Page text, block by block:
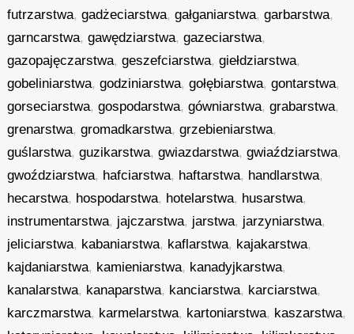
futrzarstwa,gadżeciarstwa,gałganiarstwa,garbarstwa,
garncarstwa,gawędziarstwa,gazeciarstwa,
gazopajęczarstwa,geszefciarstwa,giełdziarstwa,
gobeliniarstwa,godziniarstwa,gołębiarstwa,gontarstwa,
gorseciarstwa,gospodarstwa,gówniarstwa,grabarstwa,
grenarstwa,gromadkarstwa,grzebieniarstwa,
guślarstwa,guzikarstwa,gwiazdarstwa,gwiaździarstwa,
gwoździarstwa, hafciarstwa, haftarstwa, handlarstwa,
hecarstwa, hospodarstwa, hotelarstwa, husarstwa,
instrumentarstwa, jajczarstwa, jarstwa, jarzyniarstwa,
jeliciarstwa, kabaniarstwa, kaflarstwa, kajakarstwa,
kajdaniarstwa, kamieniarstwa, kanadyjkarstwa,
kanalarstwa, kanaparstwa, kanciarstwa, karciarstwa,
karczmarstwa, karmelarstwa, kartoniarstwa, kaszarstwa,